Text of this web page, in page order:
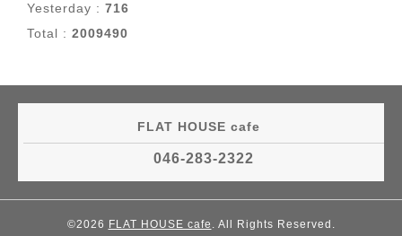
Yesterday : 716
Total : 2009490
FLAT HOUSE cafe
046-283-2322
©2026 FLAT HOUSE cafe . All Rights Reserved.